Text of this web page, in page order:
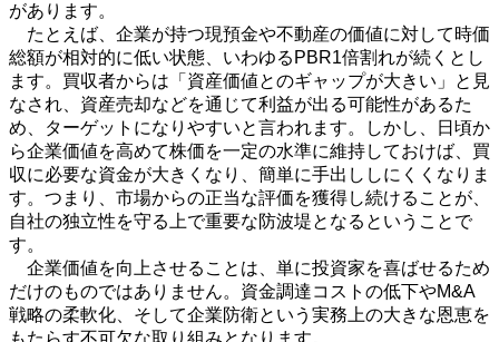
があります。
たとえば、企業が持つ現預金や不動産の価値に対して時価
総額が相対的に低い状態、いわゆる PBR1倍割れが続くとし
ます。買収者からは「資産価値とのギャップが大きい」と見
なされ、資産売却などを通じて利益が出る可能性があるた
め、ターゲットになりやすいと言われます。しかし、日頃か
ら企業価値を高めて株価を一定の水準に維持しておけば、買
収に必要な資金が大きくなり、簡単に手出ししにくくなりま
す。つまり、市場からの正当な評価を獲得し続けることが、
自社の独立性を守る上で重要な防波堤となるということで
す。
企業価値を向上させることは、単に投資家を喜ばせるため
だけのものではありません。資金調達コストの低下やM&A
戦略の柔軟化、そして企業防衛という実務上の大きな恩恵を